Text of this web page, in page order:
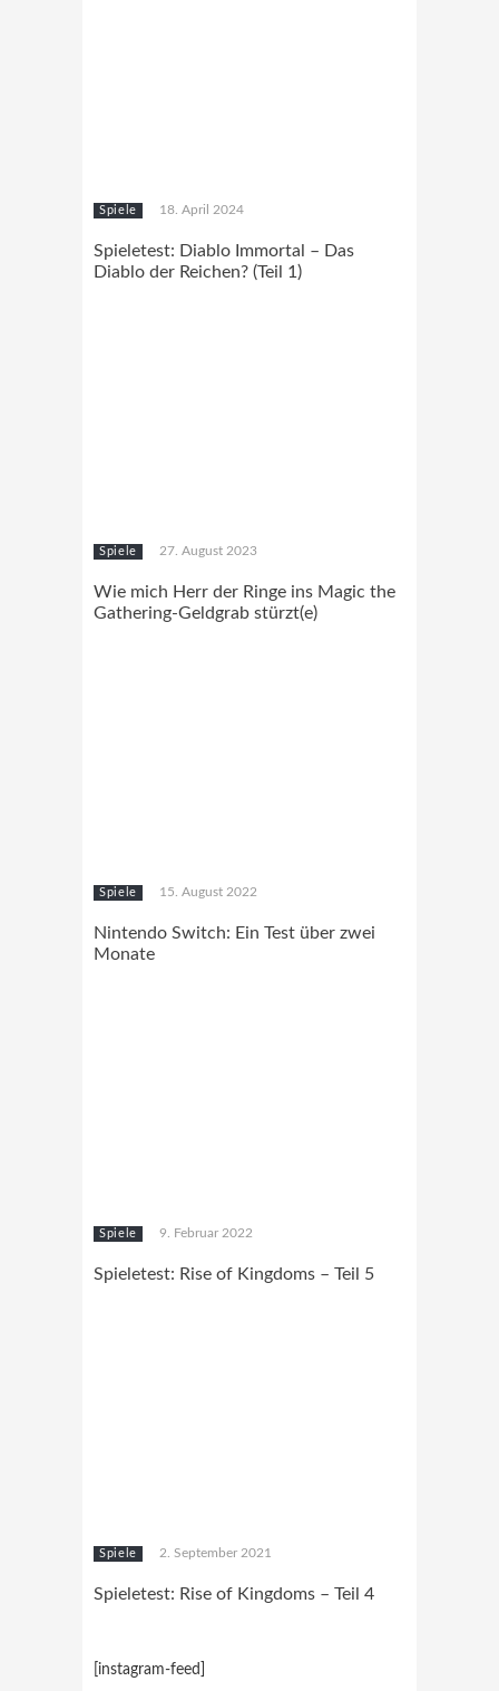
Spiele 18. April 2024
Spieletest: Diablo Immortal – Das
Diablo der Reichen? (Teil 1)
Spiele 27. August 2023
Wie mich Herr der Ringe ins Magic the
Gathering-Geldgrab stürzt(e)
Spiele 15. August 2022
Nintendo Switch: Ein Test über zwei
Monate
Spiele 9. Februar 2022
Spieletest: Rise of Kingdoms – Teil 5
Spiele 2. September 2021
Spieletest: Rise of Kingdoms – Teil 4
[instagram-feed]